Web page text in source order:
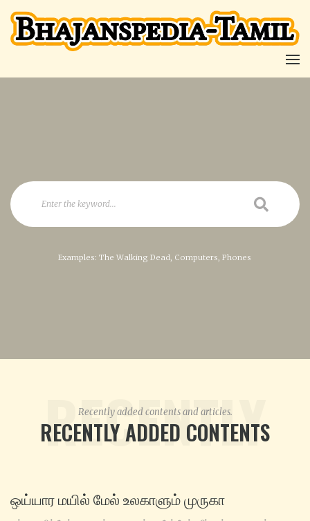
Examples: The Walking Dead, Computers, Phones
RECENTLY
ADDED
Recently added contents and articles.
RECENTLY ADDED CONTENTS
ஒய்யார மயில் மேல் உலகாளும் முருகா